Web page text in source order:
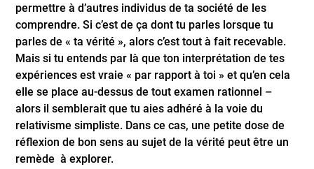
permettre à d’autres individus de ta société de les
comprendre. Si c’est de ça dont tu parles lorsque tu
parles de « ta vérité », alors c’est tout à fait recevable.
Mais si tu entends par là que ton interprétation de tes
expériences est vraie « par rapport à toi » et qu’en cela
elle se place au-dessus de tout examen rationnel –
alors il semblerait que tu aies adhéré à la voie du
relativisme simpliste. Dans ce cas, une petite dose de
réflexion de bon sens au sujet de la vérité peut être un
remède à explorer.